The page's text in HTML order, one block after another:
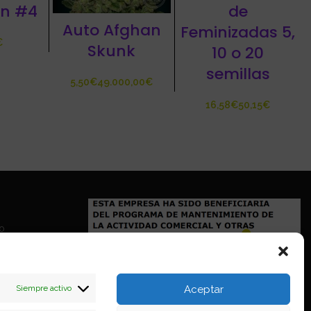
Siempre activo Aceptar
#4
Auto Afghan
Skunk
€ €
de
Feminizadas 5,
10 o 20
semillas
€ €